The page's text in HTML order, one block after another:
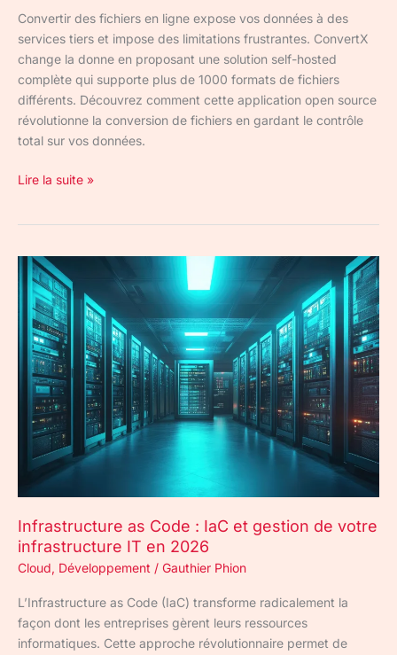
Convertir des fichiers en ligne expose vos données à des
services tiers et impose des limitations frustrantes. ConvertX
change la donne en proposant une solution self-hosted
complète qui supporte plus de 1000 formats de fichiers
différents. Découvrez comment cette application open source
révolutionne la conversion de fichiers en gardant le contrôle
total sur vos données.
Lire la suite »
Infrastructure as Code : IaC et gestion de votre
infrastructure IT en 2026
Cloud, Développement / Gauthier Phion
L’Infrastructure as Code (IaC) transforme radicalement la
façon dont les entreprises gèrent leurs ressources
informatiques. Cette approche révolutionnaire permet de
Infrastructure
Code
:
IaC
gestion
votre
infrastructure